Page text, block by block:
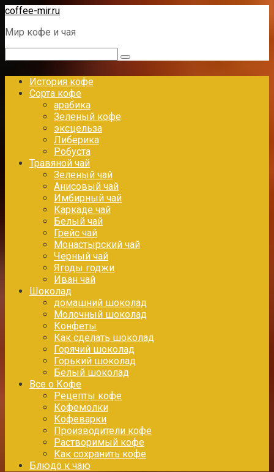
Перейти
контенту
coffee-mir.ru
Мир кофе и чая
История кофе
Сорта кофе
арабика
Зеленый кофе
эксцельза
Либерика
Робуста
Травяной чай
Зеленый чай
Анисовый чай
Имбирный чай
Каркаде чай
Белый чай
Грейс чай
Монастырский чай
Черный чай
Ягоды годжи
Иван чай
Шоколад
домашний шоколад
Молочный шоколад
Конфеты
Как сделать шоколад
Горячий шоколад
Горький шоколад
Белый шоколад
Все о Кофе
Рецепты кофе
Кофемолки
Кофеварки
Производители кофе
Растворимый кофе
Как сохранить кофе
Блюдо к чаю